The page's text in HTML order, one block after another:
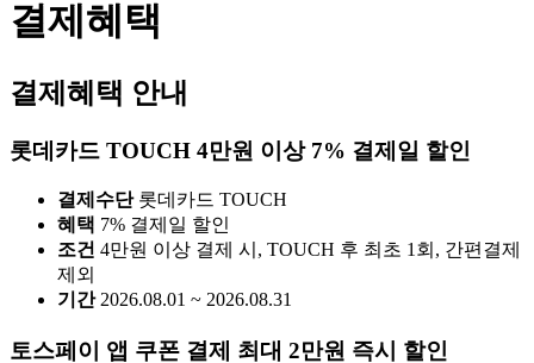
결제혜택
결제혜택 안내
롯데카드 TOUCH 4만원 이상 7% 결제일 할인
결제수단 롯데카드 TOUCH
혜택 7% 결제일 할인
조건 4만원 이상 결제 시, TOUCH 후 최초 1회, 간편결제
제외
기간 2026.08.01 ~ 2026.08.31
토스페이 앱 쿠폰 결제 최대 2만원 즉시 할인